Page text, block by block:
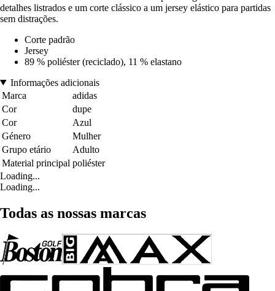
detalhes listrados e um corte clássico a um jersey elástico para partidas
sem distrações.
Corte padrão
Jersey
89 % poliéster (reciclado), 11 % elastano
Informações adicionais
Marca
adidas
Cor
dupe
Cor
Azul
Género
Mulher
Grupo etário
Adulto
Material principal poliéster
Loading...
Loading...
Todas as nossas marcas